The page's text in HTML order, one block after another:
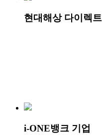
현대해상 다이렉
i-ONE뱅크 기업